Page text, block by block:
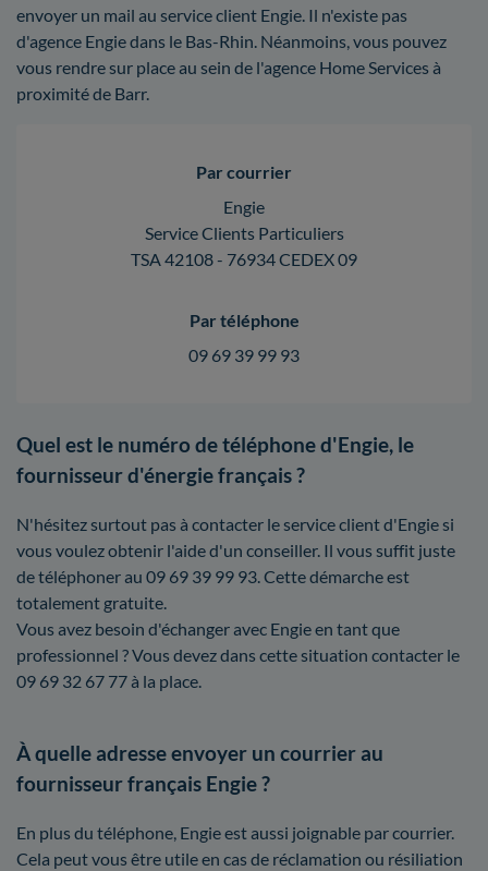
envoyer un mail au service client Engie. Il n'existe pas
d'agence Engie dans le Bas-Rhin. Néanmoins, vous pouvez
vous rendre sur place au sein de l'agence Home Services à
proximité de Barr.
Par courrier
Engie
Service Clients Particuliers
TSA 42108 - 76934 CEDEX 09
Par téléphone
09 69 39 99 93
Quel est le numéro de téléphone d'Engie, le
fournisseur d'énergie français ?
N'hésitez surtout pas à contacter le service client d'Engie si
vous voulez obtenir l'aide d'un conseiller. Il vous suffit juste
de téléphoner au 09 69 39 99 93. Cette démarche est
totalement gratuite.
Vous avez besoin d'échanger avec Engie en tant que
professionnel ? Vous devez dans cette situation contacter le
09 69 32 67 77 à la place.
À quelle adresse envoyer un courrier au
fournisseur français Engie ?
En plus du téléphone, Engie est aussi joignable par courrier.
Cela peut vous être utile en cas de réclamation ou résiliation